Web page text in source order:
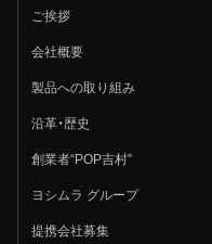
ご挨拶
会社概要
製品への取り組み
沿革・歴史
創業者“POP吉村”
ヨシムラ グループ
提携会社募集